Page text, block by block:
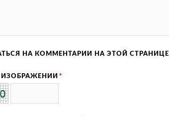
НА КОММЕНТАРИИ НА ЭТОЙ СТРАНИЦЕ
*